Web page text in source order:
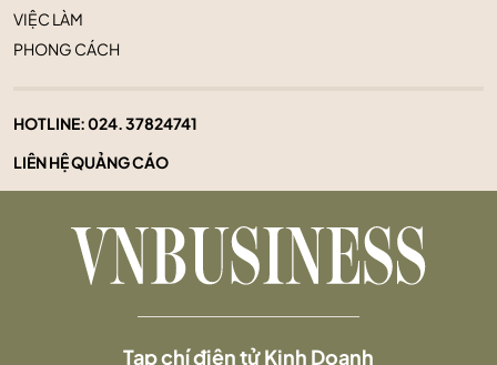
VIỆC LÀM
PHONG CÁCH
HOTLINE:024. 37824741
LIÊN HỆ QUẢNG CÁO
Tạp chí điện tử Kinh Doanh